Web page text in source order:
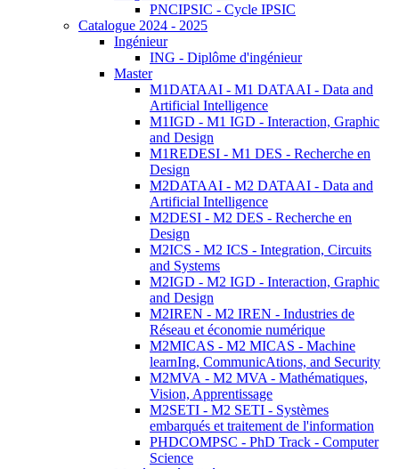
PNCIPSIC - Cycle IPSIC
Catalogue 2024 - 2025
Ingénieur
ING - Diplôme d'ingénieur
Master
M1DATAAI - M1 DATAAI - Data and
Artificial Intelligence
M1IGD - M1 IGD - Interaction, Graphic
and Design
M1REDESI - M1 DES - Recherche en
Design
M2DATAAI - M2 DATAAI - Data and
Artificial Intelligence
M2DESI - M2 DES - Recherche en
Design
M2ICS - M2 ICS - Integration, Circuits
and Systems
M2IGD - M2 IGD - Interaction, Graphic
and Design
M2IREN - M2 IREN - Industries de
Réseau et économie numérique
M2MICAS - M2 MICAS - Machine
learnIng, CommunicAtions, and Security
M2MVA - M2 MVA - Mathématiques,
Vision, Apprentissage
M2SETI - M2 SETI - Systèmes
embarqués et traitement de l'information
PHDCOMPSC - PhD Track - Computer
Science